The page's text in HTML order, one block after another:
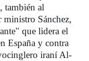
también al
ministro Sánchez,
que lidera el
España y contra
iraní Al-